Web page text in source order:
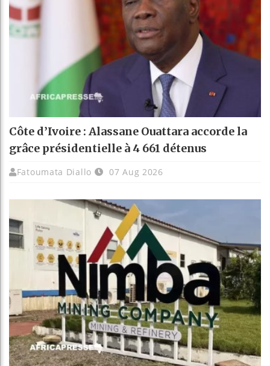
Côte d’Ivoire : Alassane Ouattara accorde la
grâce présidentielle à 4 661 détenus
Fatoumata Diallo 07 Aug 2026